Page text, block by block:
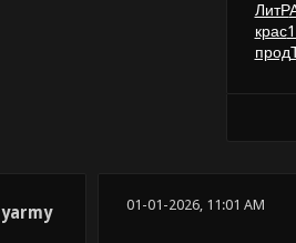
ЛитР
крас
прод
yarmy 01-01-2026, 11:01 AM